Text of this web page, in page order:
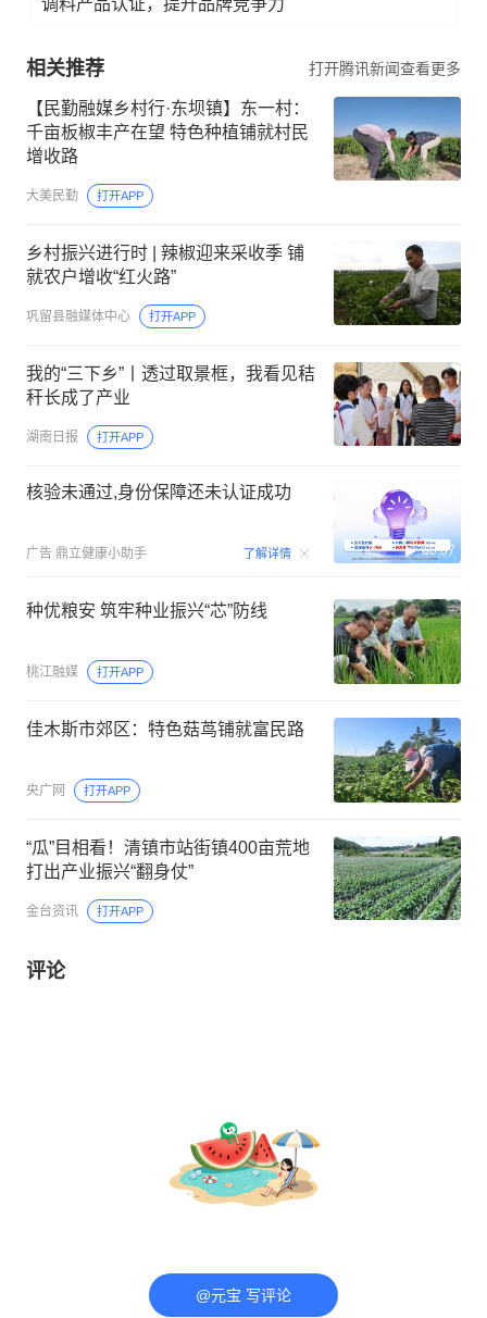
相关推荐 打开腾讯新闻查看更多
【民勤融媒乡村行·东坝镇】东一村：
千亩板椒丰产在望 特色种植铺就村民
增收路
大美民勤 打开APP
乡村振兴进行时 | 辣椒迎来采收季 铺
就农户增收“红火路”
巩留县融媒体中心 打开APP
我的“三下乡”丨透过取景框，我看见秸
秆长成了产业
湖南日报 打开APP
核验未通过,身份保障还未认证成功
广告 鼎立健康小助手 了解详情 00:07
种优粮安 筑牢种业振兴“芯”防线
桃江融媒 打开APP
佳木斯市郊区：特色菇茑铺就富民路
央广网 打开APP
“瓜”目相看！清镇市站街镇400亩荒地
打出产业振兴“翻身仗”
金台资讯 打开APP
评论
@元宝 写评论